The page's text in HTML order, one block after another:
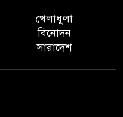
খেলাধুলা
বিনোদন
সারাদেশ